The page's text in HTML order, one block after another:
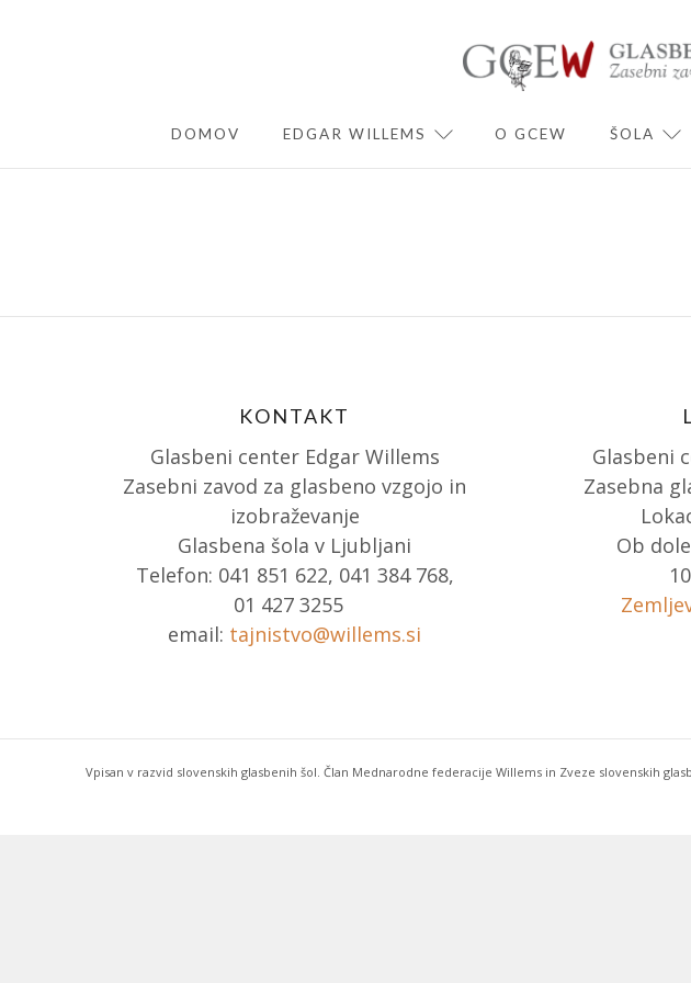
DOMOV EDGAR WILLEMS EXPAND CHILD MENU
O GCEW ŠOLA
KONTAKT
Glasbeni center Edgar Willems
Zasebni zavod za glasbeno vzgojo in
izobraževanje
Glasbena šola v Ljubljani
Telefon: 041 851 622, 041 384 768,
01 427 3255
email: tajnistvo@willems.si
Glasbeni
Zasebna
Ob
Vpisan v razvid slovenskih glasbenih šol. Član Mednarodne federacije Willems in Zveze slovenskih